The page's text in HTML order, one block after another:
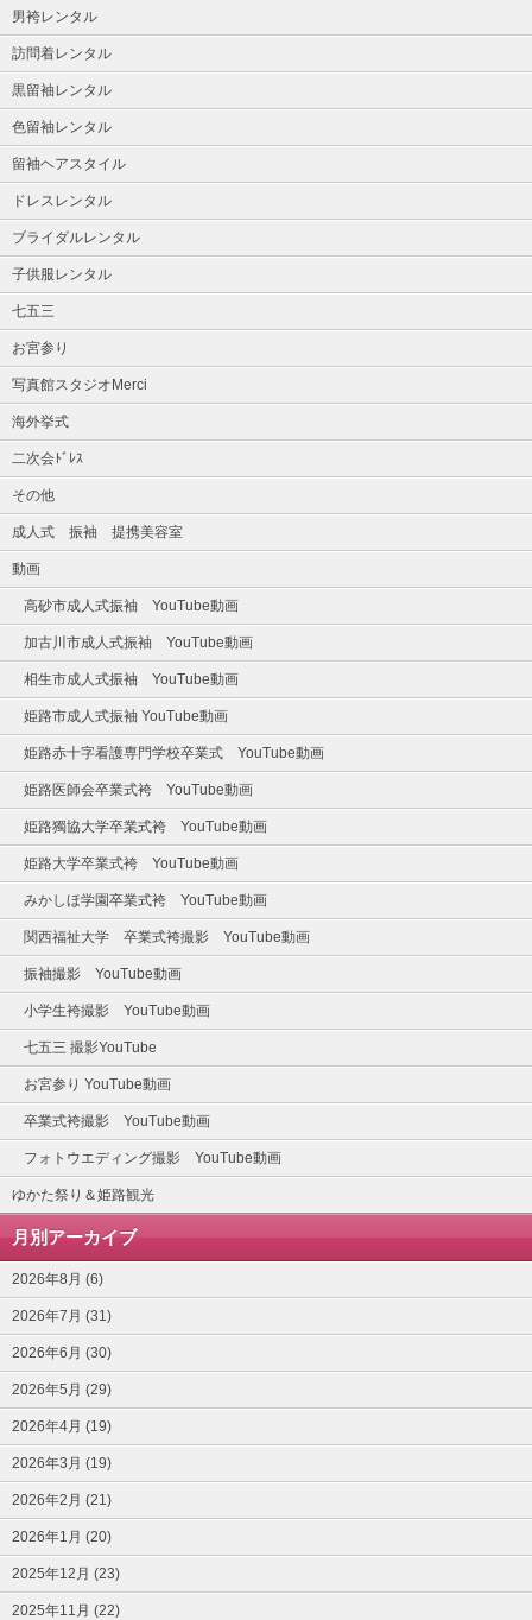
男袴レンタル
訪問着レンタル
黒留袖レンタル
色留袖レンタル
留袖ヘアスタイル
ドレスレンタル
ブライダルレンタル
子供服レンタル
七五三
お宮参り
写真館スタジオMerci
海外挙式
二次会ﾄﾞﾚｽ
その他
成人式 振袖 提携美容室
動画
高砂市成人式振袖 YouTube動画
加古川市成人式振袖 YouTube動画
相生市成人式振袖 YouTube動画
姫路市成人式振袖 YouTube動画
姫路赤十字看護専門学校卒業式 YouTube動画
姫路医師会卒業式袴 YouTube動画
姫路獨協大学卒業式袴 YouTube動画
姫路大学卒業式袴 YouTube動画
みかしほ学園卒業式袴 YouTube動画
関西福祉大学 卒業式袴撮影 YouTube動画
振袖撮影 YouTube動画
小学生袴撮影 YouTube動画
七五三 撮影YouTube
お宮参り YouTube動画
卒業式袴撮影 YouTube動画
フォトウエディング撮影 YouTube動画
ゆかた祭り＆姫路観光
月別アーカイブ
2026年8月 (6)
2026年7月 (31)
2026年6月 (30)
2026年5月 (29)
2026年4月 (19)
2026年3月 (19)
2026年2月 (21)
2026年1月 (20)
2025年12月 (23)
2025年11月 (22)